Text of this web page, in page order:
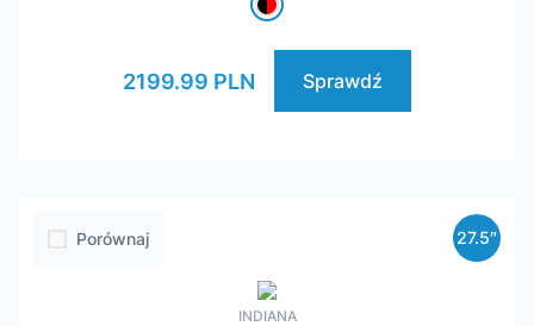
2199.99 PLN Sprawdź
Porównaj
INDIANA
27.5″